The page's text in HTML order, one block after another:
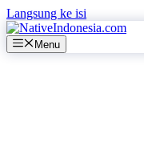
Langsung ke isi
Menu